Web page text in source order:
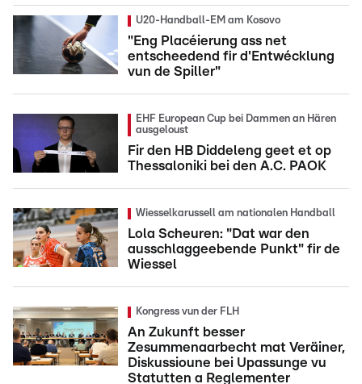
U20-Handball-EM am Kosovo
"Eng Placéierung ass net
entscheedend fir d'Entwécklung
vun de Spiller"
EHF European Cup bei Dammen an Hären
ausgeloust
Fir den HB Diddeleng geet et op
Thessaloniki bei den A.C. PAOK
Wiesselkarussell am nationalen Handball
Lola Scheuren: "Dat war den
ausschlaggeebende Punkt" fir de
Wiessel
Kongress vun der FLH
An Zukunft besser
Zesummenaarbecht mat Veräiner,
Diskussioune bei Upassunge vu
Statutten a Reglementer